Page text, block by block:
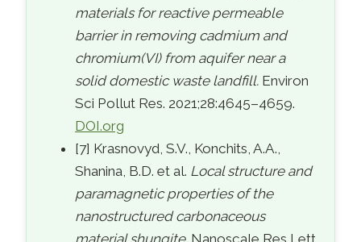
materials for reactive permeable
barrier in removing cadmium and
chromium(VI) from aquifer near a
solid domestic waste landfill. Environ
Sci Pollut Res. 2021;28:4645–4659.
DOI.org
[7] Krasnovyd, S.V., Konchits, A.A.,
Shanina, B.D. et al. Local structure and
paramagnetic properties of the
nanostructured carbonaceous